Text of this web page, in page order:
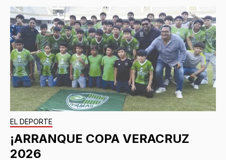
EL DEPORTE
¡ARRANQUE COPA VERACRUZ
2026